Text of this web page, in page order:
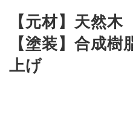
【元材】天然木
【塗装】合成
上げ